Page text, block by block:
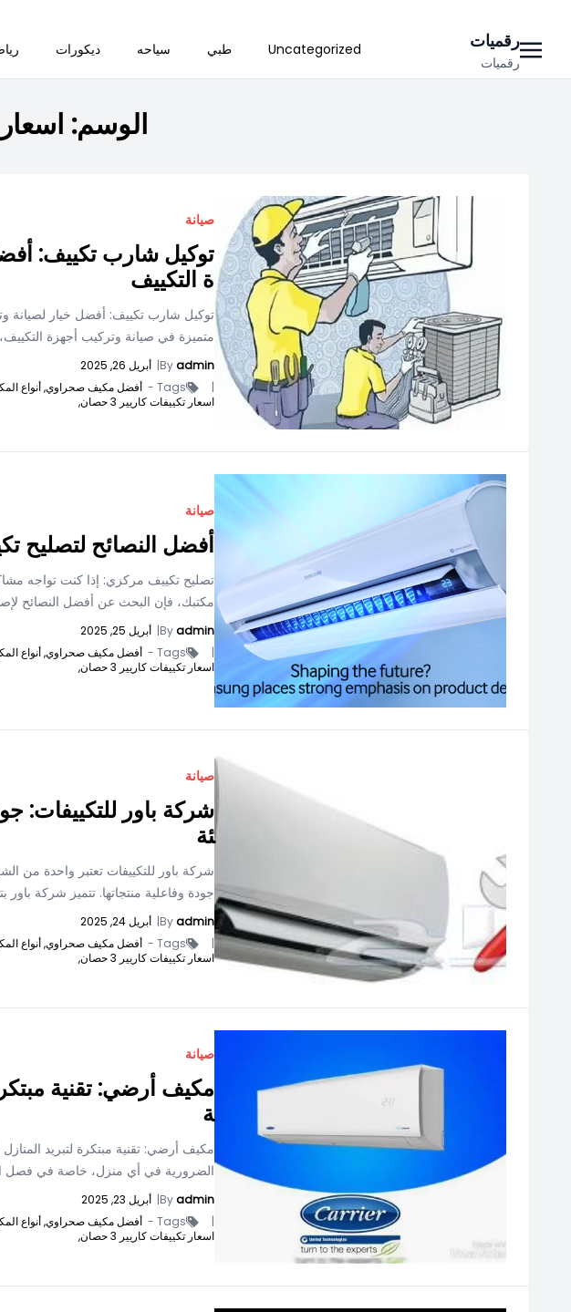
content
رقميات
رقميات
Uncategorized طبي سياحه ديكورات
الوسم:
صيانة
توكيل شارب تكييف:
ة التكييف
توكيل شارب تكييف: أفضل خيار لصيانة
متميزة في صيانة وتركيب أجهزة
Byadmin
| أبريل 26, 2025
|
Tags - أفضل مكيف صحراوي,أنواع
اسعار تكييفات كاريير 3 حصان,
صيانة
أفضل النصائح لتصليح
تصليح تكييف مركزي: إذا كنت تواجه
مكتبك، فإن البحث عن أفضل النصائح
Byadmin
| أبريل 25, 2025
|
Tags - أفضل مكيف صحراوي,أنواع
اسعار تكييفات كاريير 3 حصان,
صيانة
شركة باور للتكييفات:
ئة
شركة باور للتكييفات تعتبر واحدة من
جودة وفاعلية منتجاتها. تتميز شركة
Byadmin
| أبريل 24, 2025
|
Tags - أفضل مكيف صحراوي,أنواع
اسعار تكييفات كاريير 3 حصان,
صيانة
مكيف أرضي: تقنية
ة
مكيف أرضي: تقنية مبتكرة لتبريد
الضرورية في أي منزل، خاصة في فصل
Byadmin
| أبريل 23, 2025
|
Tags - أفضل مكيف صحراوي,أنواع
اسعار تكييفات كاريير 3 حصان,